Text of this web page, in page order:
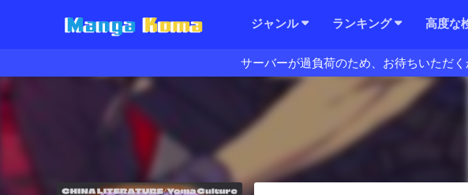
ジャンル ランキング 高度な
サーバーが過負荷のため、お待ちいただ